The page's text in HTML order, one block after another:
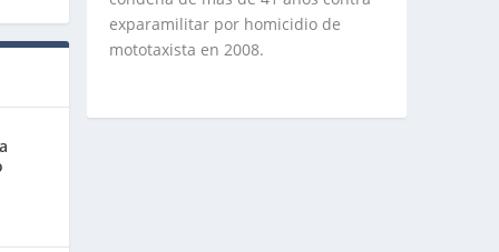
exparamilitar por homicidio de
mototaxista en 2008.